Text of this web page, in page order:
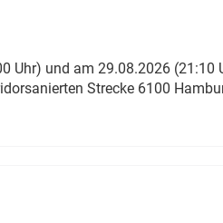
Uhr) und am 29.08.2026 (21:10
Strecke 6100